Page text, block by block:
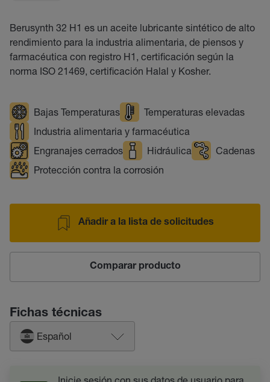
Berusynth 32 H1 es un aceite lubricante sintético de alto
rendimiento para la industria alimentaria, de piensos y
farmacéutica con registro H1, certificación según la
norma ISO 21469, certificación Halal y Kosher.
Bajas Temperaturas
Temperaturas elevadas
Industria alimentaria y farmacéutica
Engranajes cerrados
Hidráulica
Cadenas
Protección contra la corrosión
Añadir a la lista de solicitudes
Comparar producto
Fichas técnicas
Español